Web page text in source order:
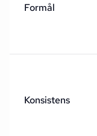
Formål
Konsistens